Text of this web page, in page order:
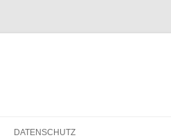
DATENSCHUTZ